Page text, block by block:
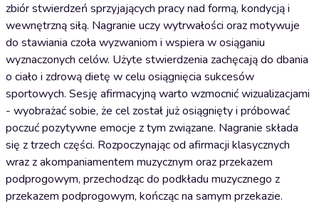
zbiór stwierdzeń sprzyjających pracy nad formą, kondycją i
wewnętrzną siłą. Nagranie uczy wytrwałości oraz motywuje
do stawiania czoła wyzwaniom i wspiera w osiąganiu
wyznaczonych celów. Użyte stwierdzenia zachęcają do dbania
o ciało i zdrową dietę w celu osiągnięcia sukcesów
sportowych. Sesję afirmacyjną warto wzmocnić wizualizacjami
- wyobrażać sobie, że cel został już osiągnięty i próbować
poczuć pozytywne emocje z tym związane. Nagranie składa
się z trzech części. Rozpoczynając od afirmacji klasycznych
wraz z akompaniamentem muzycznym oraz przekazem
podprogowym, przechodząc do podkładu muzycznego z
przekazem podprogowym, kończąc na samym przekazie.